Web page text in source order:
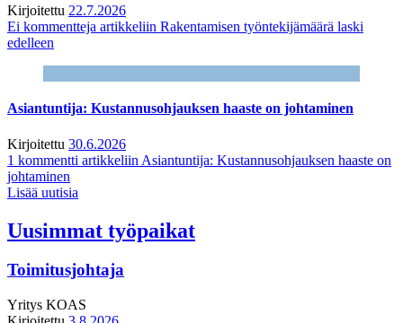
Kirjoitettu 22.7.2026
Ei kommentteja artikkeliin Rakentamisen työntekijämäärä laski
edelleen
Asiantuntija: Kustannusohjauksen haaste on johtaminen
Kirjoitettu 30.6.2026
1 kommentti artikkeliin Asiantuntija: Kustannusohjauksen haaste on
johtaminen
Lisää uutisia
Uusimmat työpaikat
Toimitusjohtaja
Yritys KOAS